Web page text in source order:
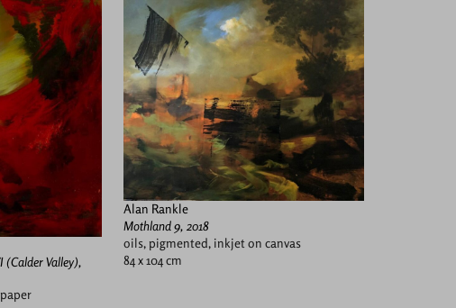
(Calder Valley),
Alan Rankle
Mothland 9, 2018
oils, pigmented, inkjet on canvas
84 x 104 cm